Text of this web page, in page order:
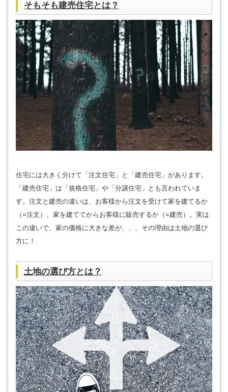
そもそも建売住宅とは？
住宅には大きく分けて「注文住宅」と「建売住宅」があります。
「建売住宅」は「規格住宅」や「分譲住宅」とも言われていま
す。注文と建売の違いは、お客様から注文を受けて家を建てるか
（=注文）、家を建ててからお客様に販売するか（=建売）。実は
この違いで、家の価格に大きな差が、、、その理由は土地の選び
方に！
土地の選び方とは？